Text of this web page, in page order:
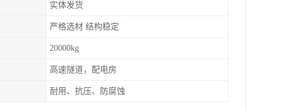
实体发货
严格选材 结构稳定
20000kg
高速隧道，配电房
耐用、抗压、防腐蚀